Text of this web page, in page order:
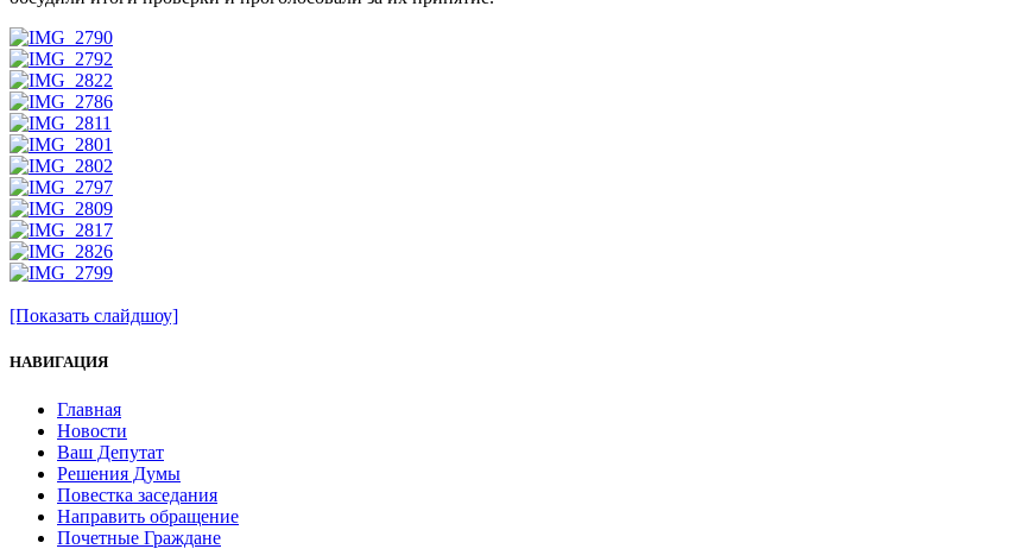
[Показать слайдшоу]
НАВИГАЦИЯ
Главная
Новости
Ваш Депутат
Решения Думы
Повестка заседания
Направить обращение
Почетные Граждане